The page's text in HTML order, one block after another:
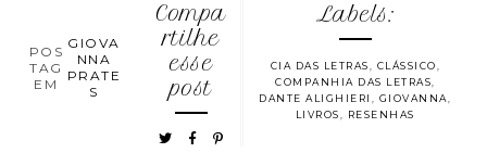
POS
TAG
EM
GIOVA
NNA
PRATE
S
Compa
rtilhe
esse
post
Labels:
CIA DAS LETRAS, CLÁSSICO,
COMPANHIA DAS LETRAS,
DANTE ALIGHIERI , GIOVANNA,
LIVROS, RESENHAS